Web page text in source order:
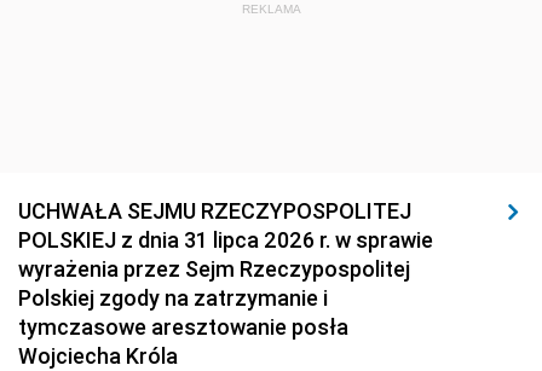
REKLAMA
UCHWAŁA SEJMU RZECZYPOSPOLITEJ
POLSKIEJ z dnia 31 lipca 2026 r. w sprawie
wyrażenia przez Sejm Rzeczypospolitej
Polskiej zgody na zatrzymanie i
tymczasowe aresztowanie posła
Wojciecha Króla